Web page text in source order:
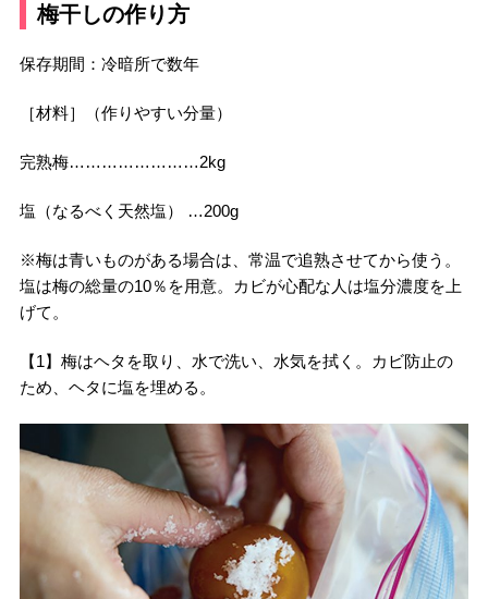
梅干しの作り方
保存期間：冷暗所で数年
［材料］（作りやすい分量）
完熟梅……………………2kg
塩（なるべく天然塩） …200g
※梅は青いものがある場合は、常温で追熟させてから使う。
塩は梅の総量の10％を用意。カビが心配な人は塩分濃度を上
げて。
【1】梅はヘタを取り、水で洗い、水気を拭く。カビ防止の
ため、ヘタに塩を埋める。